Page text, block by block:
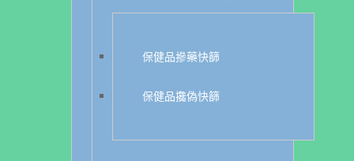
保健品摻藥快篩
保健品攙偽快篩